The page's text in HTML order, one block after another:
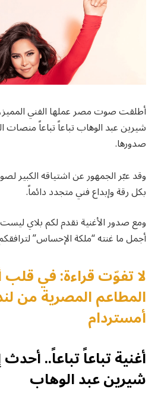
أطلقت صوت مصر عملها الفني
شيرين عبد الوهاب تباعاً تباعاً منصات
صدورها.
وقد عبّر الجمهور عن اشتياقه الكبير
بكل رقة وإبداع فني متجدد دائماً.
ومع صدور الأغنية نقدم لكم بلاي
أجمل ما غنته “ملكة الإحساس”
لا تفوّت قراءة: في قلب
المطاعم المصرية من
أمستردام
أغنية تباعاً تباعاً..
شيرين عبد الوهاب